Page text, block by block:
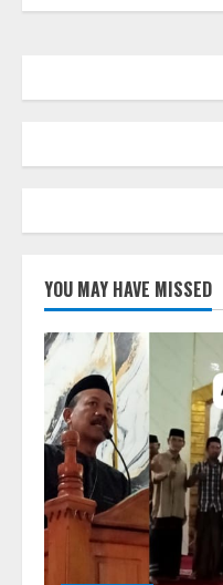
YOU MAY HAVE MISSED